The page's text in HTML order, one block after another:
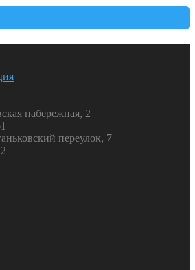
набережная, 2
переулок, 7